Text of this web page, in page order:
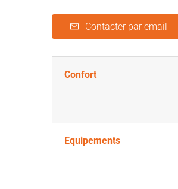
Contacter par email
Confort
Equipements